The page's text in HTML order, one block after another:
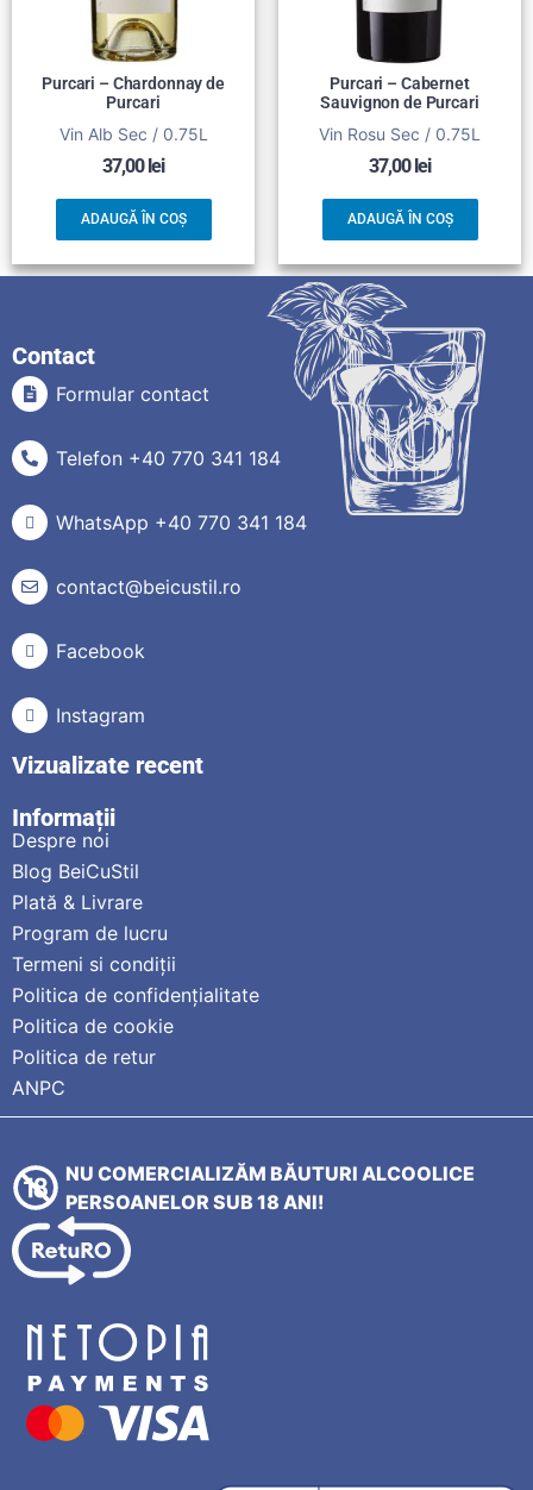
Purcari – Chardonnay de
Purcari
Vin Alb Sec / 0.75L
37,00 lei
ADAUGĂ ÎN COȘ
Purcari – Cabernet
Sauvignon de Purcari
Vin Rosu Sec / 0.75L
37,00 lei
ADAUGĂ ÎN COȘ
Contact
Formular contact
Telefon +40 770 341 184
WhatsApp +40 770 341 184
contact@beicustil.ro
Facebook
Instagram
Vizualizate recent
Informații
Despre noi
Blog BeiCuStil
Plată & Livrare
Program de lucru
Termeni si condiții
Politica de confidențialitate
Politica de cookie
Politica de retur
ANPC
NU COMERCIALIZĂM BĂUTURI ALCOOLICE
PERSOANELOR SUB 18 ANI!